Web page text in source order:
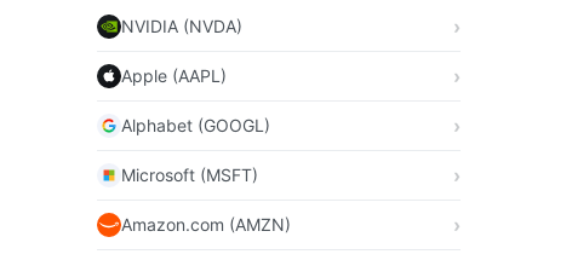
NVIDIA (NVDA)
Apple (AAPL)
Alphabet (GOOGL)
Microsoft (MSFT)
Amazon.com (AMZN)